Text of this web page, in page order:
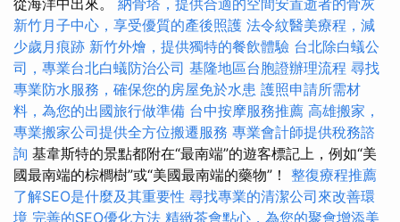
從海洋中出來。 納骨塔，提供合適的空間安置逝者的骨灰
新竹月子中心，享受優質的產後照護 法令紋醫美療程，減
少歲月痕跡 新竹外燴，提供獨特的餐飲體驗 台北除白蟻公
司，專業台北白蟻防治公司 基隆地區台胞證辦理流程 尋找
專業防水服務，確保您的房屋免於水患 護照申請所需材
料，為您的出國旅行做準備 台中按摩服務推薦 高雄搬家，
專業搬家公司提供全方位搬遷服務 專業會計師提供稅務諮
詢 基韋斯特的景點都附在“最南端”的遊客標記上，例如“美
國最南端的棕櫚樹”或“美國最南端的藥物”！ 整復療程推薦
了解SEO是什麼及其重要性 尋找專業的清潔公司來改善環
境 完善的SEO優化方法 精緻茶會點心，為您的聚會增添美